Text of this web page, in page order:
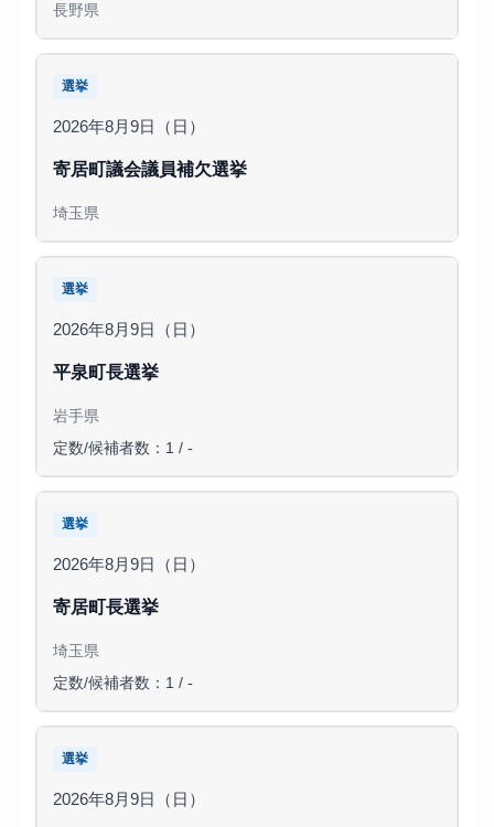
長野県
選挙
2026年8月9日（日）
寄居町議会議員補欠選挙
埼玉県
選挙
2026年8月9日（日）
平泉町長選挙
岩手県
定数/候補者数：1 / -
選挙
2026年8月9日（日）
寄居町長選挙
埼玉県
定数/候補者数：1 / -
選挙
2026年8月9日（日）